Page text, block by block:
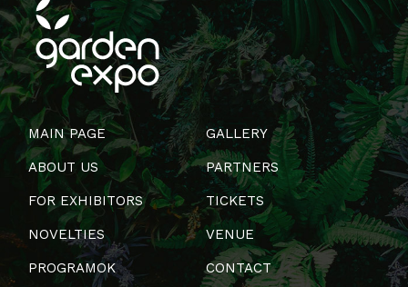
MAIN PAGE
ABOUT US
FOR EXHIBITORS
NOVELTIES
PROGRAMOK
GALLERY
PARTNERS
TICKETS
VENUE
CONTACT